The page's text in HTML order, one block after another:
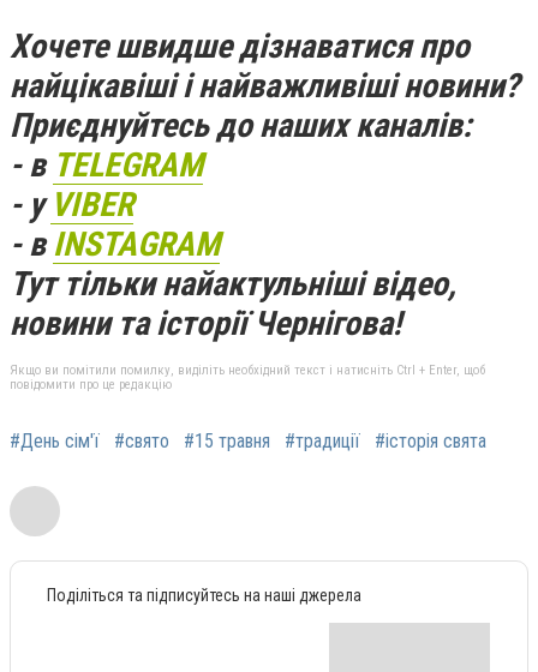
Хочете швидше дізнаватися про
найцікавіші і найважливіші новини?
Приєднуйтесь до наших каналів:
- в TELEGRAM
- у VIBER
- вINSTAGRAM
Тут тільки найактульніші відео,
новини та історії Чернігова!
Якщо ви помітили помилку, виділіть необхідний текст і натисніть Ctrl + Enter, щоб
повідомити про це редакцію
#День сім'ї #свято #15 травня #традиції #історія свята
Поділіться та підписуйтесь на наші джерела